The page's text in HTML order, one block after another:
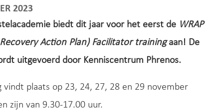
2023
biedt dit jaar voor het eerst de WRAP
Action Plan) Facilitator trainingaan! De
uitgevoerd door Kenniscentrum Phrenos.
vindt plaats op 23, 24, 27, 28 en 29 november
zijn van 9.30-17.00 uur.